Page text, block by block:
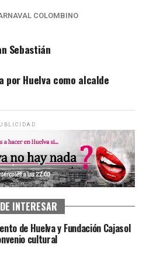
COLOMBINO
Sebastián
por Huelva como alcalde
INTERESAR
de Huelva y Fundación Cajasol
cultural